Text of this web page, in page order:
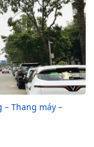
Thang máy –